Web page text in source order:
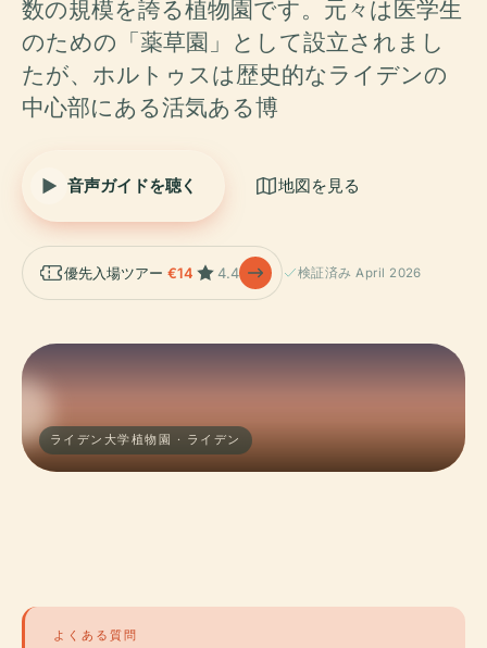
数の規模を誇る植物園です。元々は医学生
のための「薬草園」として設立されまし
たが、ホルトゥスは歴史的なライデンの
中心部にある活気ある博
音声ガイドを聴く 地図を見る
優先入場ツアー €14 4.4 検証済み April 2026
ライデン大学植物園 · ライデン
よくある質問